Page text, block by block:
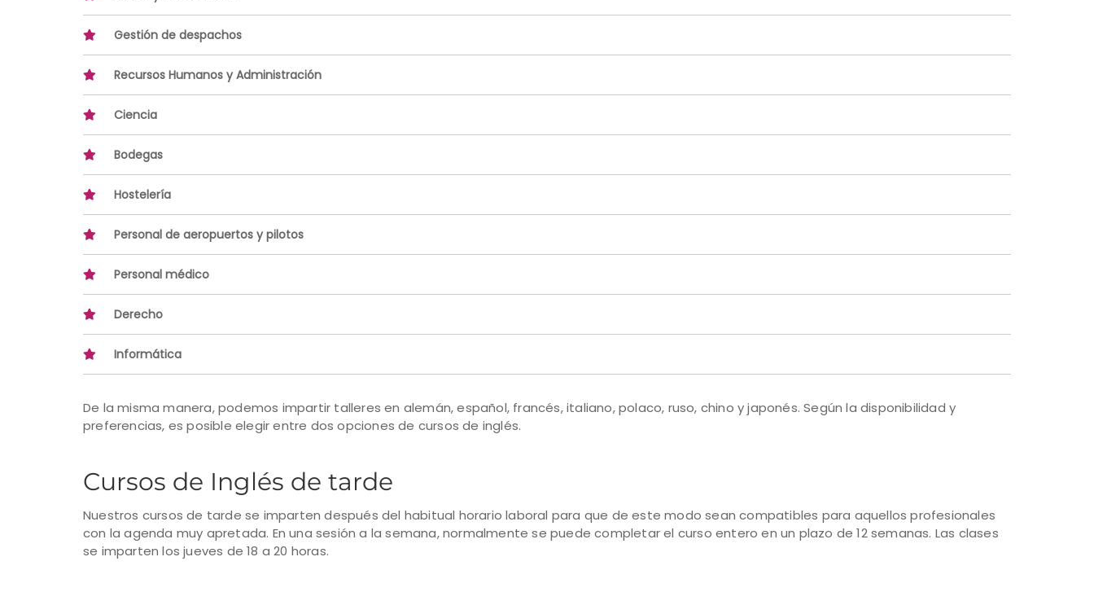
Gestión de despachos
Recursos Humanos y Administración
Ciencia
Bodegas
Hostelería
Personal de aeropuertos y pilotos
Personal médico
Derecho
Informática
De la misma manera, podemos impartir talleres en alemán, español, francés, italiano, polaco, ruso, chino y japonés. Según la disponibilidad y
preferencias, es posible elegir entre dos opciones de cursos de inglés.
Cursos de Inglés de tarde
Nuestros cursos de tarde se imparten después del habitual horario laboral para que de este modo sean compatibles para aquellos profesionales
con la agenda muy apretada. En una sesión a la semana, normalmente se puede completar el curso entero en un plazo de 12 semanas. Las clases
se imparten los jueves de 18 a 20 horas.